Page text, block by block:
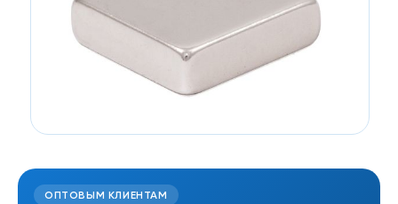
ОПТОВЫМ КЛИЕНТАМ